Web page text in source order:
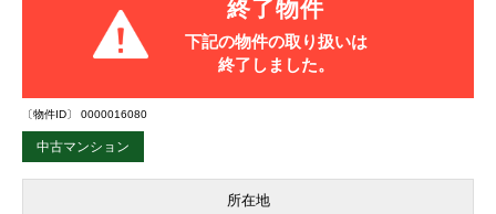
終了物件
下記の物件の取り扱いは
終了しました。
〔物件ID〕 0000016080
中古マンション
所在地